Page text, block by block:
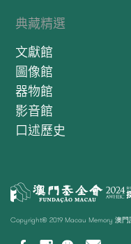
典藏精選
文獻館
圖像館
器物館
影音館
口述歷史
Copyright© 2019 Macau Memory 澳門